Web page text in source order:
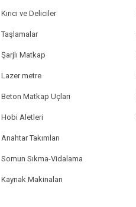
Kırıcı ve Deliciler
Taşlamalar
Şarjlı Matkap
Lazer metre
Beton Matkap Uçları
Hobi Aletleri
Anahtar Takımları
Somun Sıkma-Vidalama
Kaynak Makinaları